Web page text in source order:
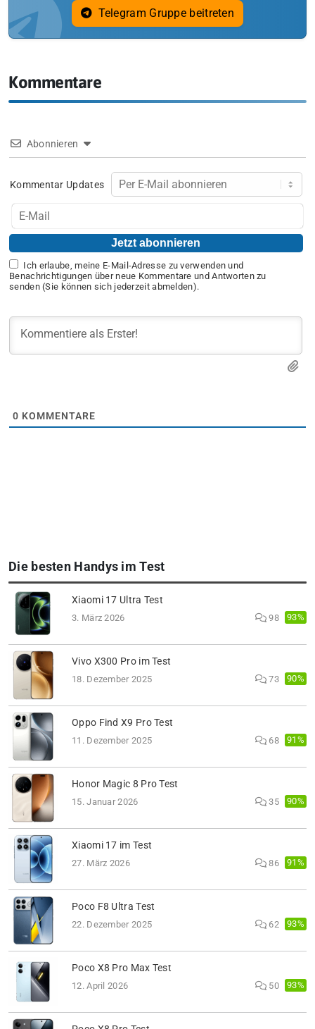
Telegram Gruppe beitreten
Kommentare
Abonnieren
Kommentar Updates
Ich erlaube, meine E-Mail-Adresse zu verwenden und
Benachrichtigungen über neue Kommentare und Antworten zu
senden (Sie können sich jederzeit abmelden).
0 KOMMENTARE
Die besten Handys im Test
Xiaomi 17 Ultra Test
3. März 2026 98 93%
Vivo X300 Pro im Test
18. Dezember 2025 73 90%
Oppo Find X9 Pro Test
11. Dezember 2025 68 91%
Honor Magic 8 Pro Test
15. Januar 2026 35 90%
Xiaomi 17 im Test
27. März 2026 86 91%
Poco F8 Ultra Test
22. Dezember 2025 62 93%
Poco X8 Pro Max Test
12. April 2026 50 93%